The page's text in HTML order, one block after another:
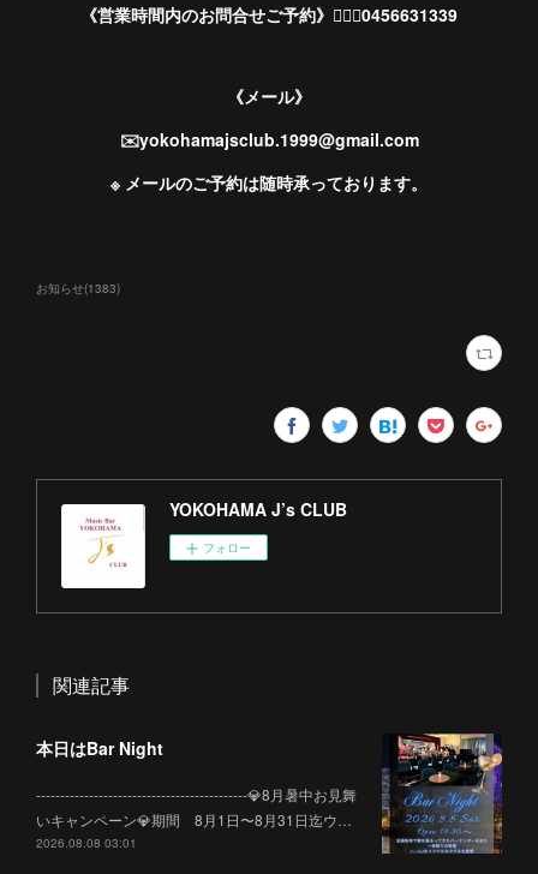
《営業時間内のお問合せご予約》💁🏻‍♀️0456631339
《メール》
✉️yokohamajsclub.1999@gmail.com
※ メールのご予約は随時承っております。
お知らせ(1383)
YOKOHAMA J’s CLUB
フォロー
関連記事
本日はBar Night
--------------------------------------------💎8月暑中お見舞
いキャンペーン💎期間 8月1日〜8月31日迄ウ…
2026.08.08 03:01